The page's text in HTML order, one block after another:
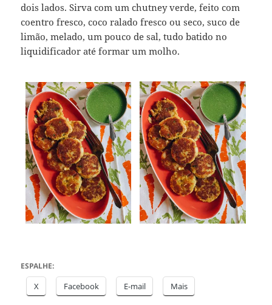
dois lados. Sirva com um chutney verde, feito com
coentro fresco, coco ralado fresco ou seco, suco de
limão, melado, um pouco de sal, tudo batido no
liquidificador até formar um molho.
ESPALHE:
X Facebook E-mail Mais